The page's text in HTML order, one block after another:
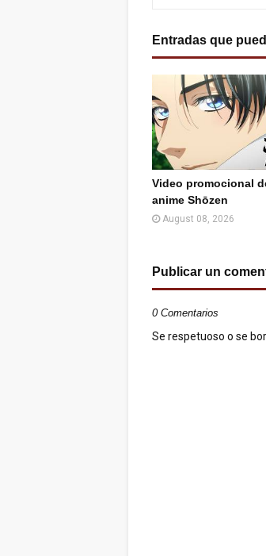
Entradas que
Video promocional
anime Shōzen
August 08, 2026
Publicar un
0 Comentarios
Se respetuoso o se